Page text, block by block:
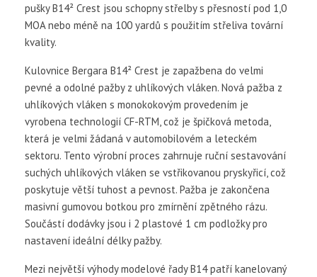
pušky B14² Crest jsou schopny střelby s přesností pod 1,0
MOA nebo méně na 100 yardů s použitím střeliva tovární
kvality.
Kulovnice Bergara B14² Crest je zapažbena do velmi
pevné a odolné pažby z uhlíkových vláken. Nová pažba z
uhlíkových vláken s monokokovým provedením je
vyrobena technologií CF-RTM, což je špičková metoda,
která je velmi žádaná v automobilovém a leteckém
sektoru. Tento výrobní proces zahrnuje ruční sestavování
suchých uhlíkových vláken se vstřikovanou pryskyřicí, což
poskytuje větší tuhost a pevnost. Pažba je zakončena
masivní gumovou botkou pro zmírnění zpětného rázu.
Součástí dodávky jsou i 2 plastové 1 cm podložky pro
nastavení ideální délky pažby.
Mezi největší výhody modelové řady B14 patří kanelovaný